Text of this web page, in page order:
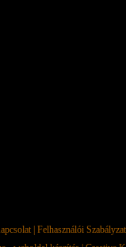
| Felhasználói Szabályzat